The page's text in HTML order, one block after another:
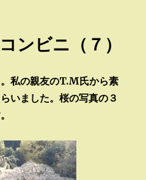
ンビニ（７）
私の親友のT.M氏から素
いました。桜の写真の３